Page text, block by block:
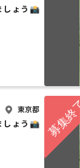
しょう📸
東京都
しょう📸